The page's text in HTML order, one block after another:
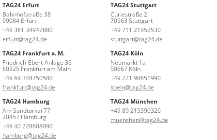
TAG24 Erfurt
Bahnhofstraße 38
99084 Erfurt
+49 361 34947880
erfurt@tag24.de
TAG24 Stuttgart
Curiestraße 2
70563 Stuttgart
+49 711 21952530
stuttgart@tag24.de
TAG24 Frankfurt a. M.
Friedrich-Ebert-Anlage 36
60325 Frankfurt am Main
+49 69 348750580
frankfurt@tag24.de
TAG24 Köln
Neumarkt 1a
50667 Köln
+49 221 98651990
koeln@tag24.de
TAG24 Hamburg
Am Sandtorkai 77
20457 Hamburg
+49 40 228608090
hamburg@tag24.de
TAG24 München
+49 89 215390320
muenchen@tag24.de